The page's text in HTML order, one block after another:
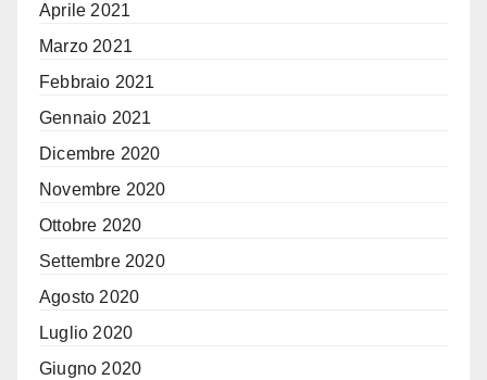
Aprile 2021
Marzo 2021
Febbraio 2021
Gennaio 2021
Dicembre 2020
Novembre 2020
Ottobre 2020
Settembre 2020
Agosto 2020
Luglio 2020
Giugno 2020